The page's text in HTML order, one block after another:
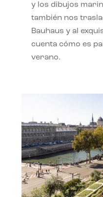
y los dibujos
también nos
Bauhaus y al
cuenta cómo es
verano.